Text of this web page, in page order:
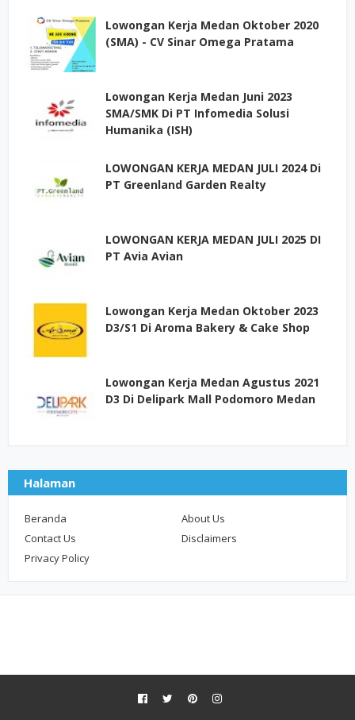
Lowongan Kerja Medan Oktober 2020
(SMA) - CV Sinar Omega Pratama
Lowongan Kerja Medan Juni 2023
SMA/SMK Di PT Infomedia Solusi
Humanika (ISH)
LOWONGAN KERJA MEDAN JULI 2024 Di
PT Greenland Garden Realty
LOWONGAN KERJA MEDAN JULI 2025 DI
PT Avia Avian
Lowongan Kerja Medan Oktober 2023
D3/S1 Di Aroma Bakery & Cake Shop
Lowongan Kerja Medan Agustus 2021
D3 Di Delipark Mall Podomoro Medan
Halaman
Beranda
About Us
Contact Us
Disclaimers
Privacy Policy